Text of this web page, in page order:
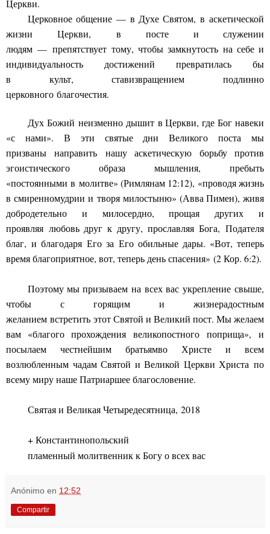
Церкви.
Церковное общение — в Духе Святом, в аскетической
жизни Церкви, впосте и служении
людям — препятствуеттому, чтобы замкнутость на себе и
индивидуальность достижений превратилась бы
в культ,ставизвращением
подлинно
церковного благочестия.
Дух Божий неизменно дышитв Церкви, где Бог навеки
«с нами». В эти святые дни Великого поста мы
призваны направить нашу аскетическую борьбу против
эгоистического образа мышления, пребыть
«постоянными в молитве» (Римлянам 12:12), «проводя жизнь
в смиренномудрии итворя милостыню» (Авва Пимен), живя
добродетельно и милосердно, прощая других и
проявляя любовь друг к другу, прославляяБога,Подателя
благ, и благодаря Его за Его обильные дары. «Вот, теперь
время благоприятное, вот, теперь день спасения» (2 Кор. 6:2).
Поэтому мы призываем на всех вас укрепление свыше,
чтобы с горящим и жизнерадостным
желанием встретить этот Святой и Великий пост. Мы желаем
вам «благого прохождения великопостного поприща»,и
посылаем честнейшим братьямво Христе и всем
возлюбленным чадам Святой и Великой Церкви Христа по
всему миру наше Патриаршее благословение.
Святая и Великая Четыредесятница, 2018
+ Константинопольский
пламенный молитвенник к Богу о всех вас
Anónimo en 12:52
Compartir